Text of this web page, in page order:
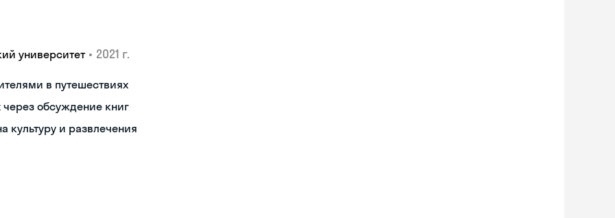
университет • 2021 г.
в путешествиях
обсуждение книг
культуру и развлечения